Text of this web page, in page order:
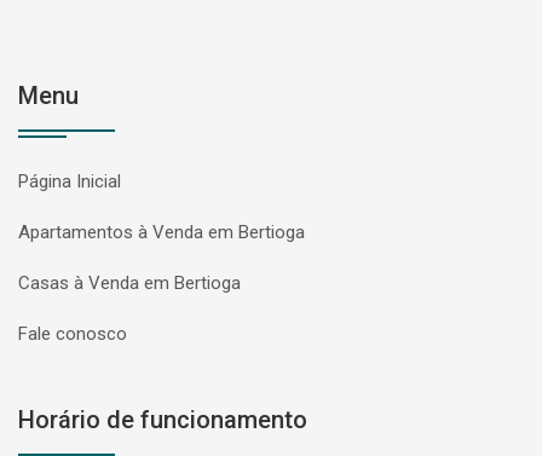
Menu
Página Inicial
Apartamentos à Venda em Bertioga
Casas à Venda em Bertioga
Fale conosco
Horário de funcionamento